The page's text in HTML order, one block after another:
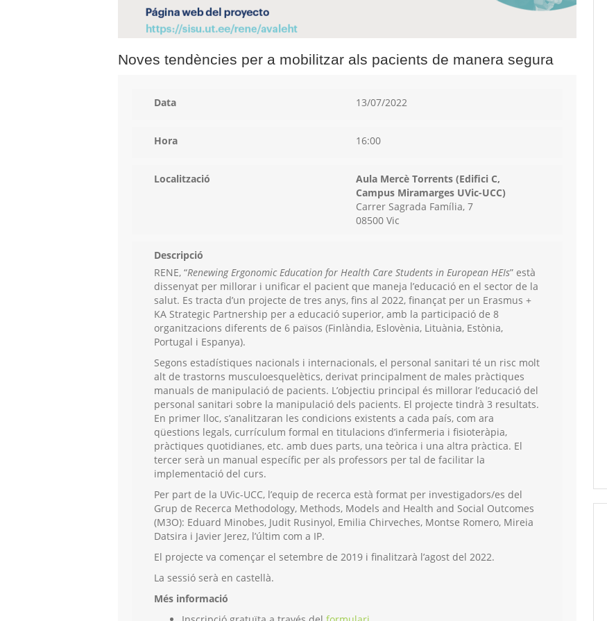
Noves tendències per a mobilitzar als pacients de manera segura
Data 13/07/2022
Hora 16:00
Localització
Aula Mercè Torrents (Edifici C,
Campus Miramarges UVic-UCC)
Carrer Sagrada Família, 7
08500 Vic
Descripció
RENE, “Renewing Ergonomic Education for Health Care Students in European HEIs” està
dissenyat per millorar i unificar el pacient que maneja l’educació en el sector de la
salut. Es tracta d’un projecte de tres anys, fins al 2022, finançat per un Erasmus +
KA Strategic Partnership per a educació superior, amb la participació de 8
organitzacions diferents de 6 països (Finlàndia, Eslovènia, Lituània, Estònia,
Portugal i Espanya).
Segons estadístiques nacionals i internacionals, el personal sanitari té un risc molt
alt de trastorns musculoesquelètics, derivat principalment de males pràctiques
manuals de manipulació de pacients. L’objectiu principal és millorar l’educació del
personal sanitari sobre la manipulació dels pacients. El projecte tindrà 3 resultats.
En primer lloc, s’analitzaran les condicions existents a cada país, com ara
qüestions legals, currículum formal en titulacions d’infermeria i fisioteràpia,
pràctiques quotidianes, etc. amb dues parts, una teòrica i una altra pràctica. El
tercer serà un manual específic per als professors per tal de facilitar la
implementació del curs.
Per part de la UVic-UCC, l’equip de recerca està format per investigadors/es del
Grup de Recerca Methodology, Methods, Models and Health and Social Outcomes
(M3O): Eduard Minobes, Judit Rusinyol, Emilia Chirveches, Montse Romero, Mireia
Datsira i Javier Jerez, l’últim com a IP.
El projecte va començar el setembre de 2019 i finalitzarà l’agost del 2022.
La sessió serà en castellà.
Més informació